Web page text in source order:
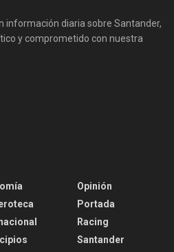
información diaria sobre Santander,
y comprometido con nuestra
Opinión
Portada
Racing
Santander